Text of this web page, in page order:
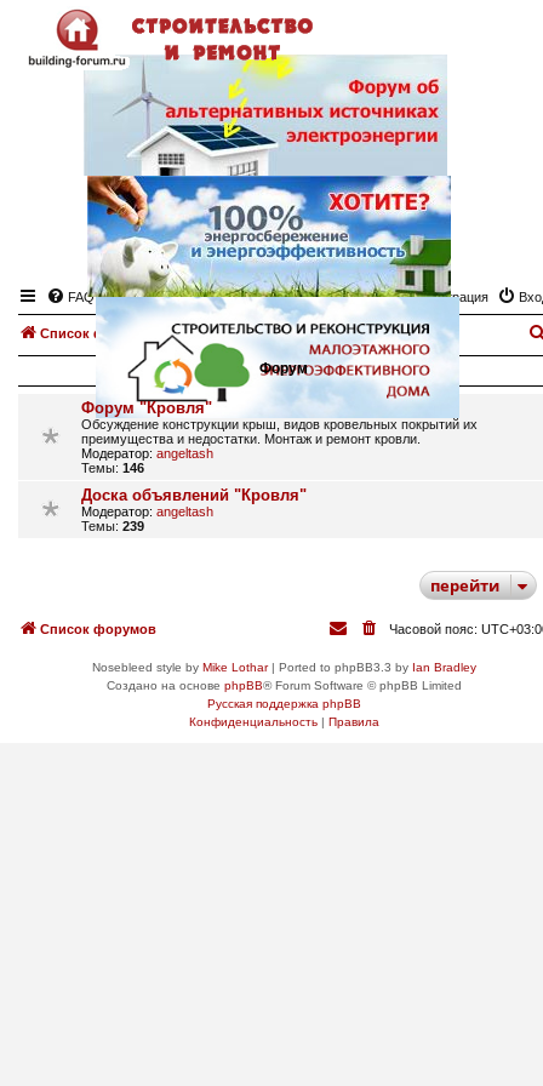
FAQ Регистрация
Список форумов Кровля, кровельные работы
Форум
Форум "Кровля"
Обсуждение конструкции крыш, видов кровельных покрытий их
преимущества и недостатки. Монтаж и ремонт кровли.
Модератор: angeltash
Темы: 146
Доска объявлений "Кровля"
Модератор: angeltash
Темы: 239
перейти
Список форумов Часовой пояс:
Nosebleed style by Mike Lothar| Ported to phpBB3.3 by Ian Bradley
Создано на основе phpBB® Forum Software © phpBB Limited
Русская поддержка phpBB
Конфиденциальность| Правила